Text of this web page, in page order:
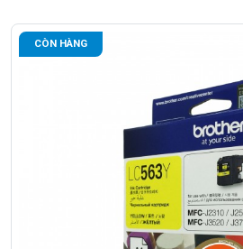
CÒN HÀNG